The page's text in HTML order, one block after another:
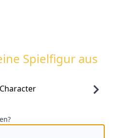
Spielfigur aus